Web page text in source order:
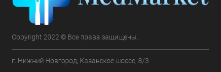
Copyright 2022 © Все права защищены.
г. Нижний Новгород, Казанское шоссе, 8/3